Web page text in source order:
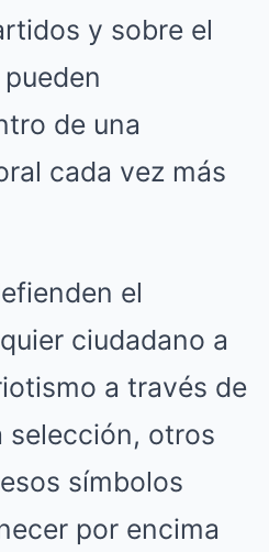
y sobre el
de una
cada vez más
el
ciudadano a
a través de
selección, otros
símbolos
por encima